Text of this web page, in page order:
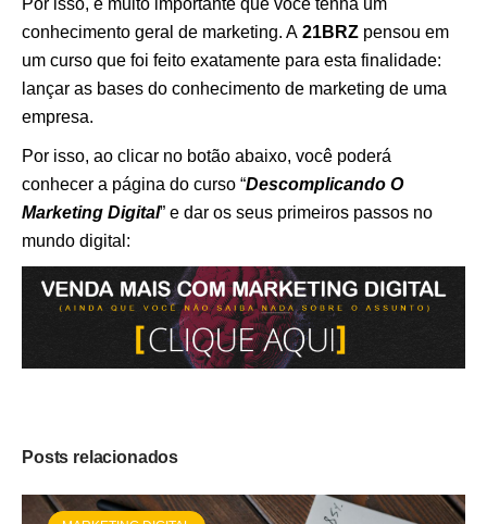
conhecimento geral de marketing. A 21BRZ pensou em
um curso que foi feito exatamente para esta finalidade:
lançar as bases do conhecimento de marketing de uma
empresa.
Por isso, ao clicar no botão abaixo, você poderá
conhecer a página do curso “Descomplicando O
Marketing Digital” e dar os seus primeiros passos no
mundo digital:
Posts relacionados